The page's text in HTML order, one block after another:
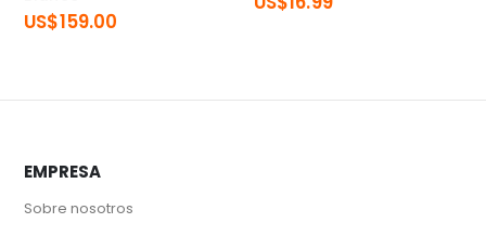
US$159.00
EMPRESA
Sobre nosotros